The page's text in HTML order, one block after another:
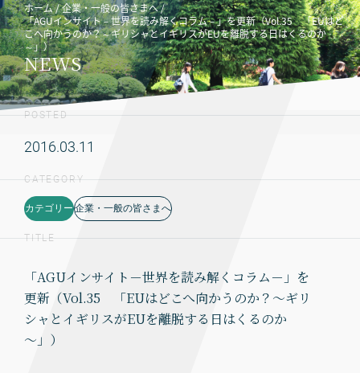
ホーム
企業・一般の皆さまへ
「AGUインサイト－世界を読み解くコラム－」を更新（Vol.35 「EUはど
こへ向かうのか？～ギリシャとイギリスがEUを離脱する日はくるのか
～」）
NEWS
POSTED
2016.03.11
CATEGORY
カテゴリー 企業・一般の皆さまへ
TITLE
「AGUインサイト－世界を読み解くコラム－」を
更新（Vol.35 「EUはどこへ向かうのか？～ギリ
シャとイギリスがEUを離脱する日はくるのか
～」）